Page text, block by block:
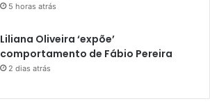
5 horas atrás
Liliana Oliveira ‘expõe’
comportamento de Fábio Pereira
2 dias atrás